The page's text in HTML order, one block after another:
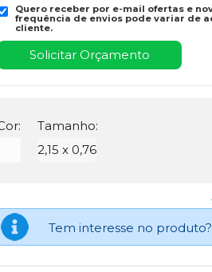
Quero receber por e-mail ofertas e
frequência de envios pode variar de
cliente.
Tamanho:
2,15 x 0,76
Tem interesse no produto?